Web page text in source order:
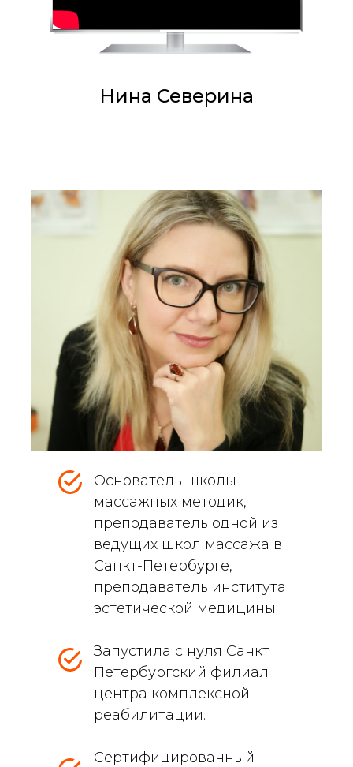
Нина Северина
Основатель школы
массажных методик,
преподаватель одной из
ведущих школ массажа в
Санкт-Петербурге,
преподаватель института
эстетической медицины.
Запустила с нуля Санкт
Петербургский филиал
центра комплексной
реабилитации.
Сертифицированный